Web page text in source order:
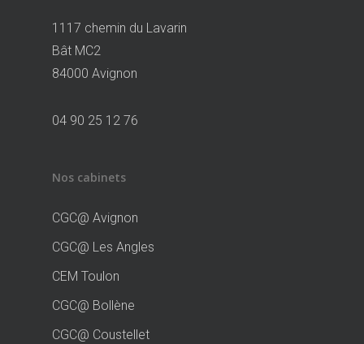
1117 chemin du Lavarin
Bât MC2
84000 Avignon
04 90 25 12 76
Nos cabinets
CGC@ Avignon
CGC@ Les Angles
CEM Toulon
CGC@ Bollène
CGC@ Coustellet